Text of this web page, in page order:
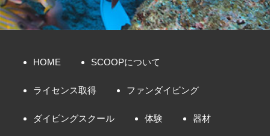
HOME SCOOPについて
ライセンス取得 ファンダイビング
ダイビングスクール 体験 器材